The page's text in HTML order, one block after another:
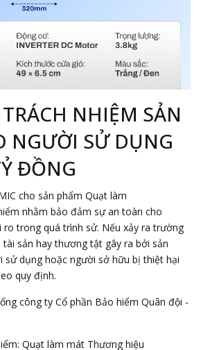
NHIỆM SẢN
NGƯỜI SỬ DỤNG
ĐỒNG
cho sản phẩm Quạt làm
nhằm bảo đảm sự an toàn cho
ro trong quá trình sử. Nếu xảy ra trường
sản hay thương tật gây ra bởi sản
sử dụng hoặc người sở hữu bị thiệt hại
quy định.
công ty Cổ phần Bảo hiểm Quân đội -
Quạt làm mát Thương hiệu